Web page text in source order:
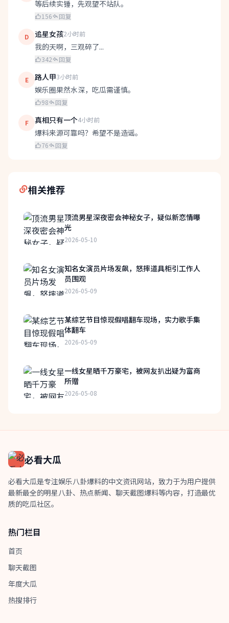
等后续实锤，先观望不站队。
156 回复
D 追星女孩2小时前
我的天啊，三观碎了...
342 回复
E 路人甲3小时前
娱乐圈果然水深，吃瓜需谨慎。
98 回复
F 真相只有一个4小时前
爆料来源可靠吗？希望不是造谣。
76 回复
相关推荐
顶流男星深夜密会神秘女子，疑似新恋情曝
光
2026-05-10
知名女演员片场发飙，怒摔道具柜引工作人
员围观
2026-05-09
某综艺节目惊现假唱翻车现场，实力歌手集
体翻车
2026-05-09
一线女星晒千万豪宅，被网友扒出疑为富商
所赠
2026-05-08
必看大瓜
必看大瓜是专注娱乐八卦爆料的中文资讯网站，致力于为用户提供
最新最全的明星八卦、热点新闻、聊天截图爆料等内容，打造最优
质的吃瓜社区。
热门栏目
首页
聊天截图
年度大瓜
热搜排行